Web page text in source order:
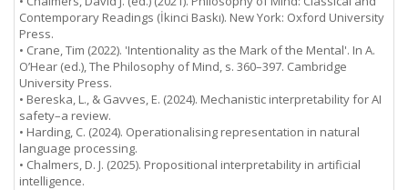
Contemporary Readings (İkinci Baskı). New York: Oxford University
Press.
• Crane, Tim (2022). 'Intentionality as the Mark of the Mental'. In A.
O’Hear (ed.), The Philosophy of Mind, s. 360–397. Cambridge
University Press.
• Bereska, L., & Gavves, E. (2024). Mechanistic interpretability for AI
safety–a review.
• Harding, C. (2024). Operationalising representation in natural
language processing.
• Chalmers, D. J. (2025). Propositional interpretability in artificial
intelligence.